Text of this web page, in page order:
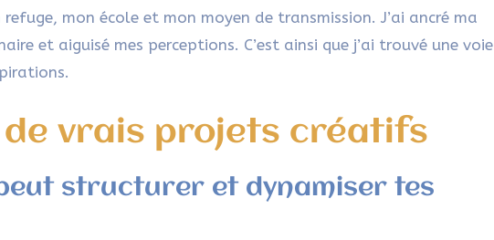
mon école et mon moyen de transmission. J’ai ancré ma
et aiguisé mes perceptions. C’est ainsi que j’ai trouvé une voie
de vrais projets créatifs
structurer et dynamiser tes